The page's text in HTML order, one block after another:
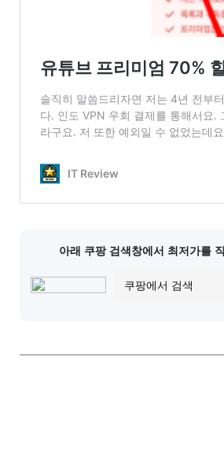
아래 쿠팡 검색창에서 최저가를